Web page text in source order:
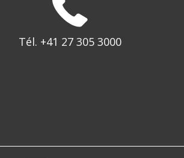
Tél. +41 27 305 3000